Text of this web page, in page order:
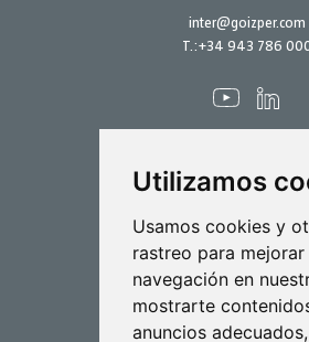
Utilizamos
Usamos cookies y
rastreo para
navegación en
mostrarte
anuncios
inter@goizper.com
T.:+34 943 786
Ihinztadura
Bioteknologia
Industriala